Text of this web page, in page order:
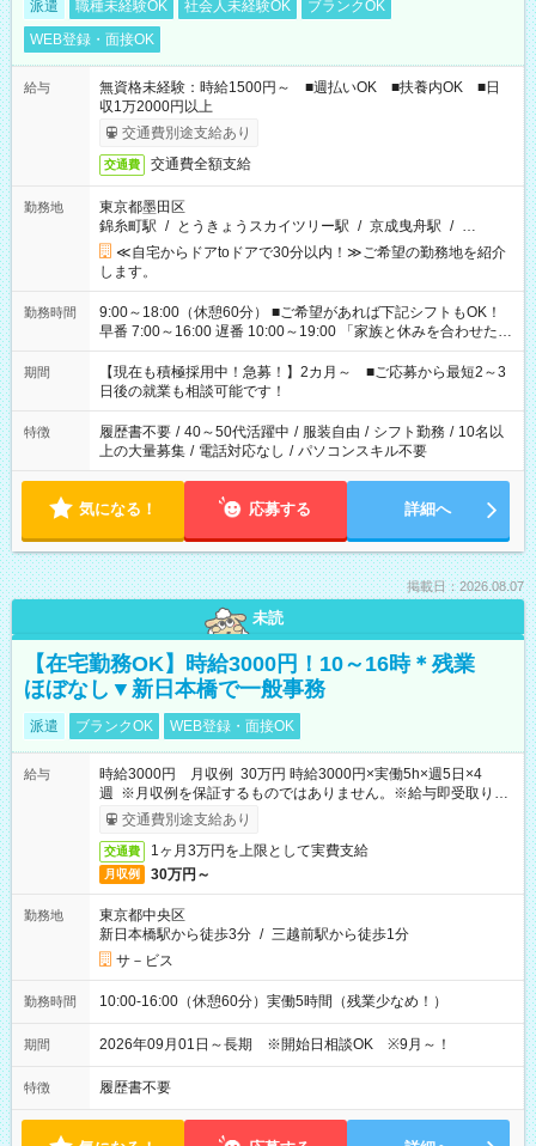
派遣 職種未経験OK 社会人未経験OK
ブランクOK
WEB登録・面接OK
給与
無資格未経験：時給1500円～ ■週払いOK ■扶養内OK ■日
収1万2000円以上
交通費別途支給あり
交通費 交通費全額支給
勤務地
東京都墨田区
錦糸町駅 / とうきょうスカイツリー駅 / 京成曳舟駅 / …
≪自宅からドアtoドアで30分以内！≫ご希望の勤務地を紹介
します。
勤務時間
9:00～18:00（休憩60分） ■ご希望があれば下記シフトもOK！
早番 7:00～16:00 遅番 10:00～19:00 「家族と休みを合わせた
い」 「余裕を持って夕飯の準備がしたい」 「できれば残業はし
たくない」 など、ご希望を教えてくださいね。 ※Wワーク希望
の方へ 今ご覧のお仕事で希望する勤務時間と、もう1つのお仕事
の勤務時間。 合計で週40時間を超える場合は応募できません。
期間
【現在も積極採用中！急募！】2カ月～ ■ご応募から最短2～3
日後の就業も相談可能です！
特徴 履歴書不要 / 40～50代活躍中 / 服装自由 / シフト勤務 / 10名以
上の大量募集 / 電話対応なし / パソコンスキル不要
気になる！ 応募する 詳細へ
掲載日：2026.08.07
未読
【在宅勤務OK】時給3000円！10～16時＊残業
ほぼなし▼新日本橋で一般事務
派遣 ブランクOK WEB登録・面接OK
給与
時給3000円 月収例 30万円 時給3000円×実働5h×週5日×4
週 ※月収例を保証するものではありません。※給与即受取りサ
ービス利用可（利用条件有）
交通費別途支給あり
交通費 1ヶ月3万円を上限として実費支給
月収例 30万円～
勤務地
東京都中央区
新日本橋駅から徒歩3分 / 三越前駅から徒歩1分
サ－ビス
勤務時間 10:00-16:00（休憩60分）実働5時間（残業少なめ！）
期間 2026年09月01日～長期 ※開始日相談OK ※9月～！
特徴 履歴書不要